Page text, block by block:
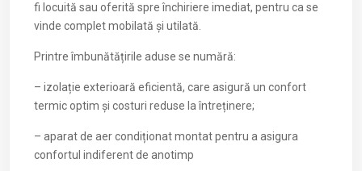
fi locuită sau oferită spre închiriere imediat, pentru ca se
vinde complet mobilată și utilată.
Printre îmbunătățirile aduse se numără:
– izolație exterioară eficientă, care asigură un confort
termic optim și costuri reduse la întreținere;
– aparat de aer condiționat montat pentru a asigura
confortul indiferent de anotimp